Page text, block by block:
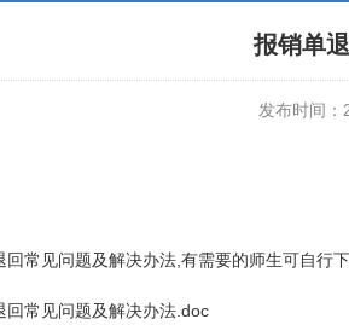
报销单
发布时间
回常见问题及解决办法,有需要的师生可自行下
回常见问题及解决办法.doc